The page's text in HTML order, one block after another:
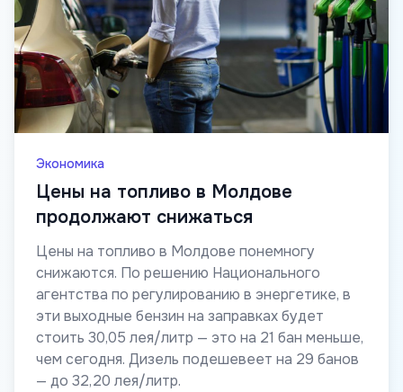
Экономика
Цены на топливо в Молдове
продолжают снижаться
Цены на топливо в Молдове понемногу
снижаются. По решению Национального
агентства по регулированию в энергетике, в
эти выходные бензин на заправках будет
стоить 30,05 лея/литр — это на 21 бан меньше,
чем сегодня. Дизель подешевеет на 29 банов
— до 32,20 лея/литр.